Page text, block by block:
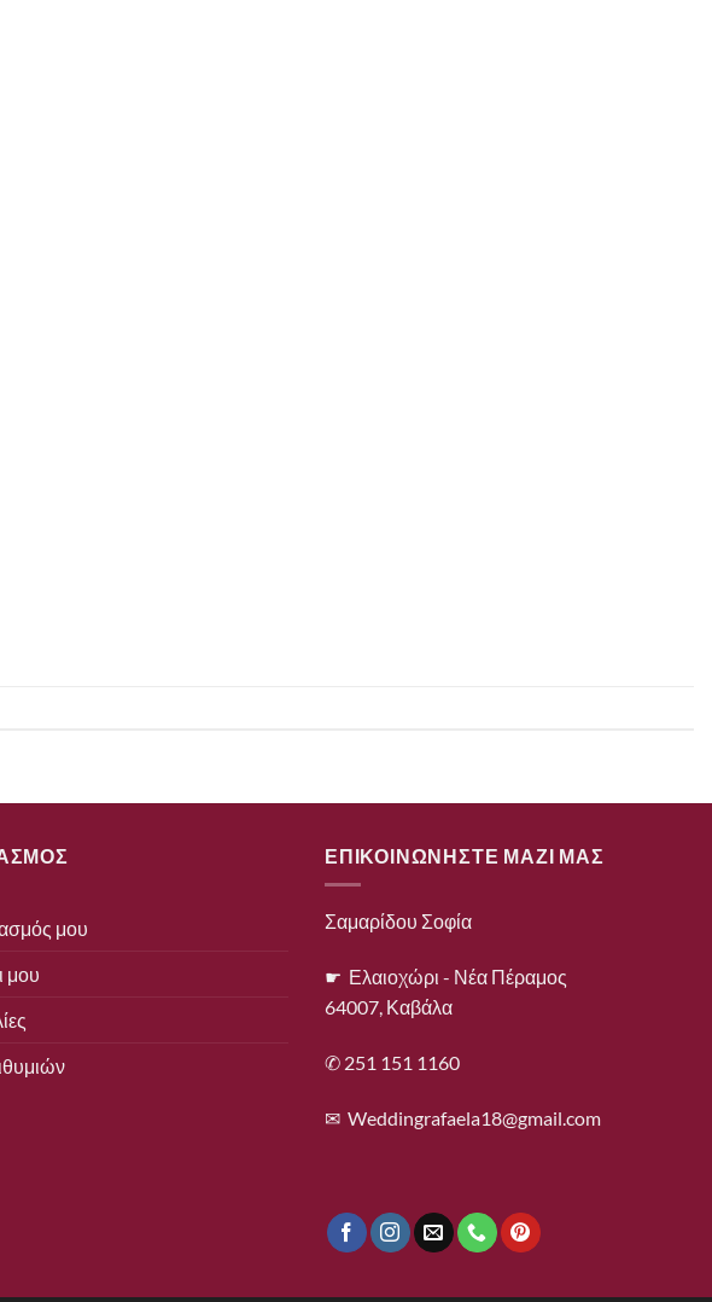
μου
μου
ΕΠΙΚΟΙΝΩΝΗΣΤΕ ΜΑΖΙ ΜΑΣ
Σαμαρίδου Σοφία
☛ Ελαιοχώρι - Νέα Πέραμος
64007, Καβάλα
✆ 251 151 1160
✉ Weddingrafaela18@gmail.com